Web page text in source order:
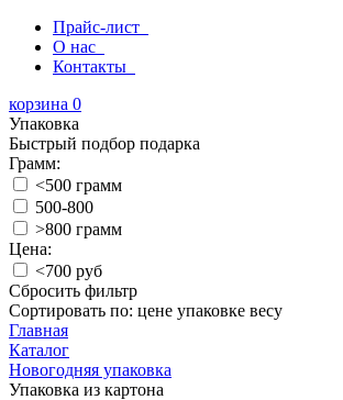
Прайс-лист
О нас
Контакты
корзина 0
Упаковка
Быстрый подбор подарка
Грамм:
<500 грамм
500-800
>800 грамм
Цена:
<700 руб
Сбросить фильтр
Сортировать по: цене упаковке весу
Главная
Каталог
Новогодняя упаковка
Упаковка из картона